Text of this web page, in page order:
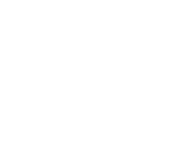
stellte der KI folgenden Prompt:
Zeitleiste
dich bei den